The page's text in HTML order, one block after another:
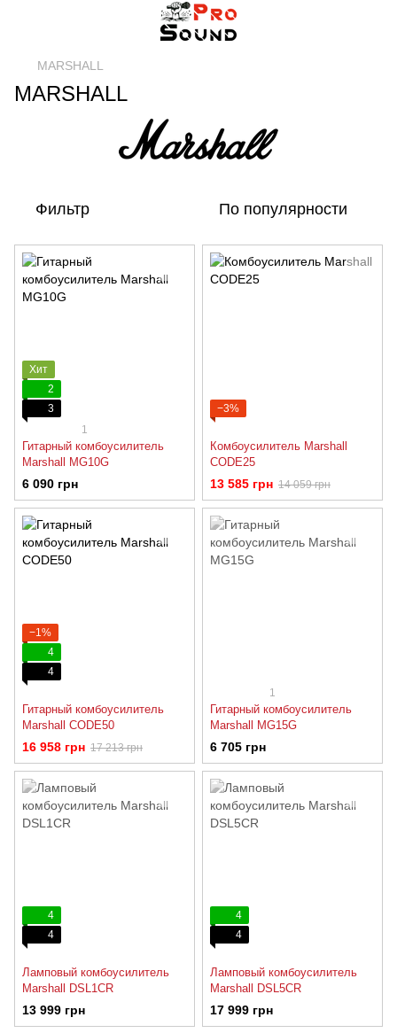
MARSHALL
MARSHALL
Фильтр По популярности
Хит
2
3
1
Гитарный комбоусилитель
Marshall MG10G
6 090 грн
−3%
Комбоусилитель Marshall
CODE25
13 585 грн 14 059 грн
−1%
4
4
Гитарный комбоусилитель
Marshall CODE50
16 958 грн 17 213 грн
1
Гитарный комбоусилитель
Marshall MG15G
6 705 грн
4
4
Ламповый комбоусилитель
Marshall DSL1CR
13 999 грн
4
4
Ламповый комбоусилитель
Marshall DSL5CR
17 999 грн